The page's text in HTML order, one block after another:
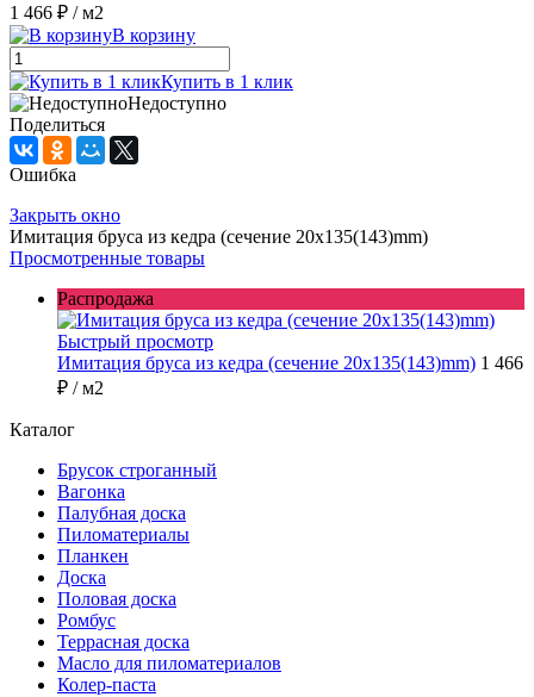
1 466 ₽ / м2
В корзину
Купить в 1 клик
Недоступно
Поделиться
Ошибка
Закрыть окно
Имитация бруса из кедра (сечение 20x135(143)mm)
Просмотренные товары
Распродажа
Быстрый просмотр
Имитация бруса из кедра (сечение 20x135(143)mm) 1 466
₽ / м2
Каталог
Брусок строганный
Вагонка
Палубная доска
Пиломатериалы
Планкен
Доска
Половая доска
Ромбус
Террасная доска
Масло для пиломатериалов
Колер-паста